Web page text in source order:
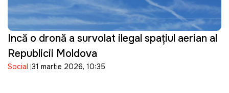
Incă o dronă a survolat ilegal spațiul aerian al
Republicii Moldova
Social 31 martie 2026, 10:35